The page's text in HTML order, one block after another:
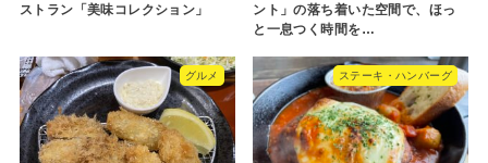
ストラン「美味コレクション」
ント」の落ち着いた空間で、ほっ
と一息つく時間を…
グルメ ステーキ・ハンバーグ